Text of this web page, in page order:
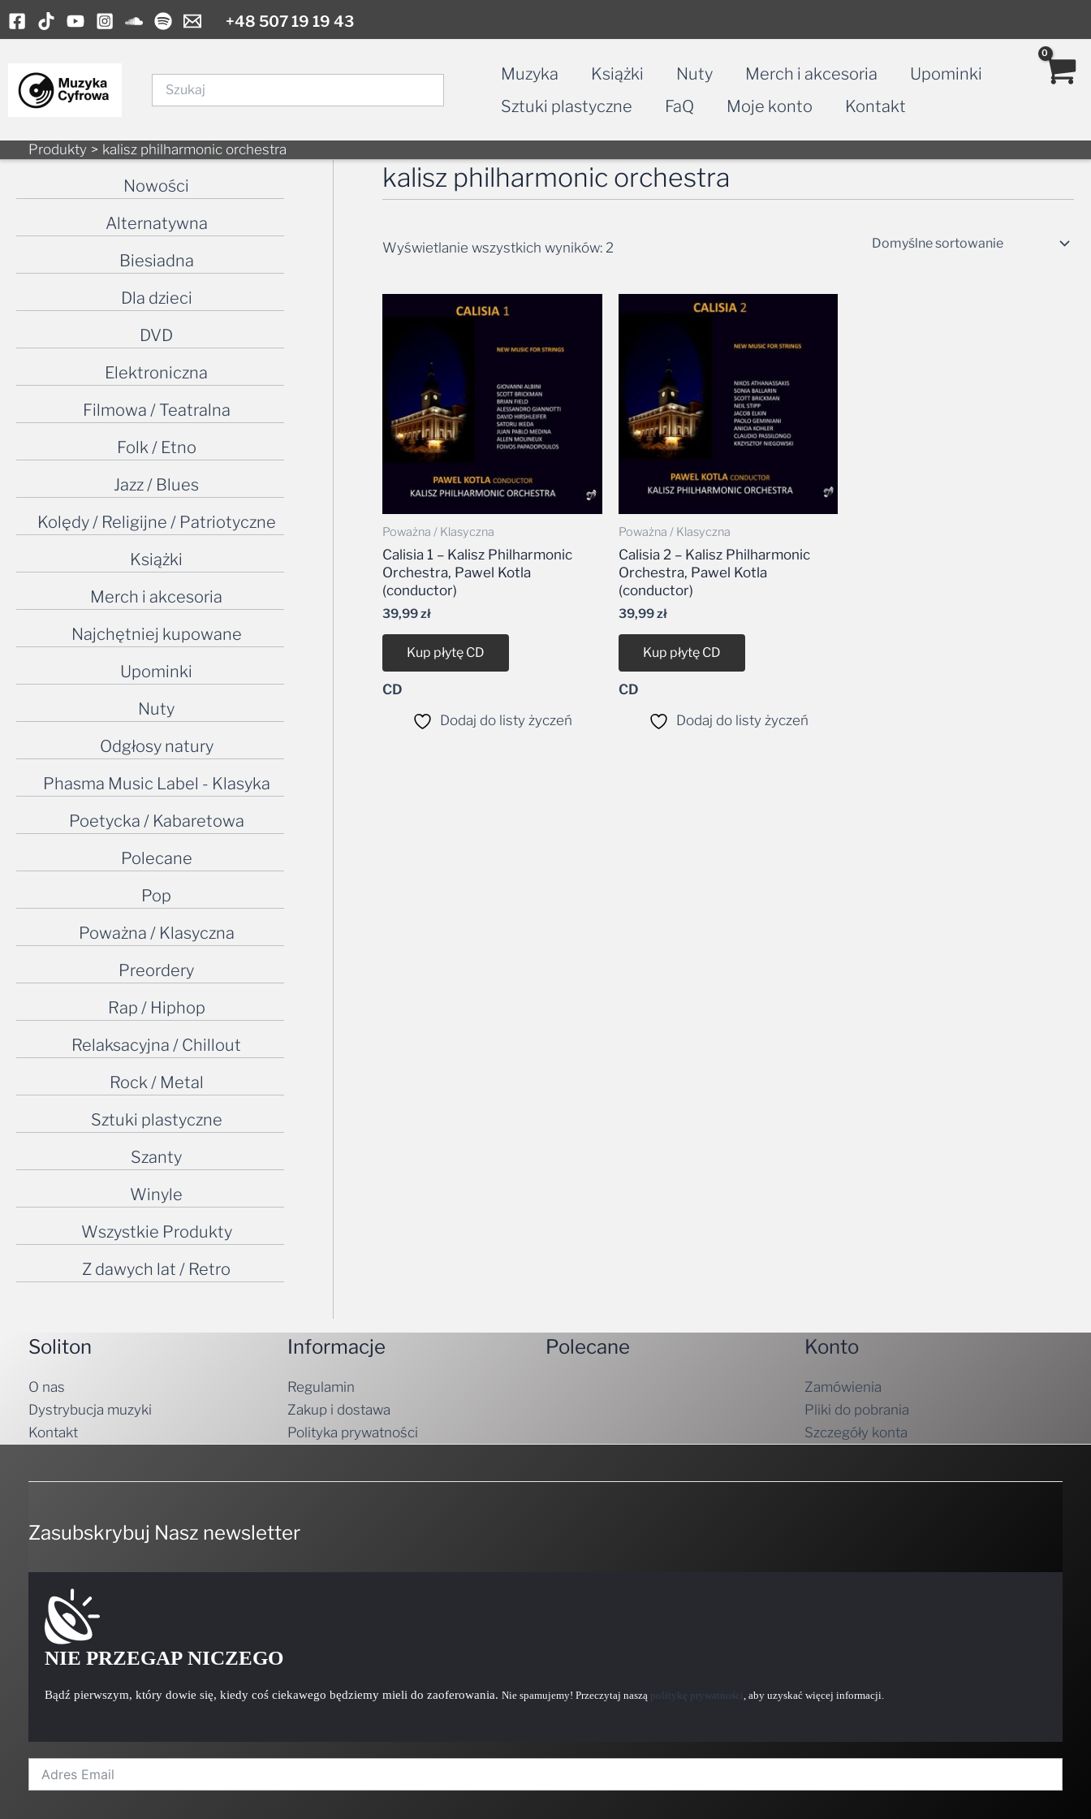
Skip
to
+48 507 19 19 43
Muzyka Książki Nuty Merch i akcesoria
Upominki
Sztuki plastyczne
FaQ Moje konto Kontakt
Produkty kalisz philharmonic orchestra
Nowości
Alternatywna
Biesiadna
Dla dzieci
DVD
Elektroniczna
Filmowa / Teatralna
Folk / Etno
Jazz / Blues
Kolędy / Religijne / Patriotyczne
Książki
Merch i akcesoria
Najchętniej kupowane
Upominki
Nuty
Odgłosy natury
Phasma Music Label - Klasyka
Poetycka / Kabaretowa
Polecane
Pop
Poważna / Klasyczna
Preordery
Rap / Hiphop
Relaksacyjna / Chillout
Rock / Metal
Sztuki plastyczne
Szanty
Winyle
Wszystkie Produkty
Z dawych lat / Retro
kalisz philharmonic orchestra
Wyświetlanie wszystkich wyników: 2
Poważna / Klasyczna
Calisia 1 – Kalisz Philharmonic
Orchestra, Pawel Kotla
(conductor)
39,99zł
Kup płytę CD
CD
Dodaj do listy życzeń
Poważna / Klasyczna
Calisia 2 – Kalisz Philharmonic
Orchestra, Pawel Kotla
(conductor)
39,99zł
Kup płytę CD
CD
Dodaj do listy życzeń
Soliton
O nas
Dystrybucja muzyki
Kontakt
Informacje
Regulamin
Zakup i dostawa
Polityka prywatności
Polecane Konto
Zamówienia
Pliki do pobrania
Szczegóły konta
Zasubskrybuj Nasz newsletter
NIE PRZEGAP NICZEGO
Bądź pierwszym, który dowie się, kiedy coś ciekawego będziemy mieli do zaoferowania. Nie spamujemy! Przeczytaj naszą politykę prywatności, aby uzyskać więcej informacji.